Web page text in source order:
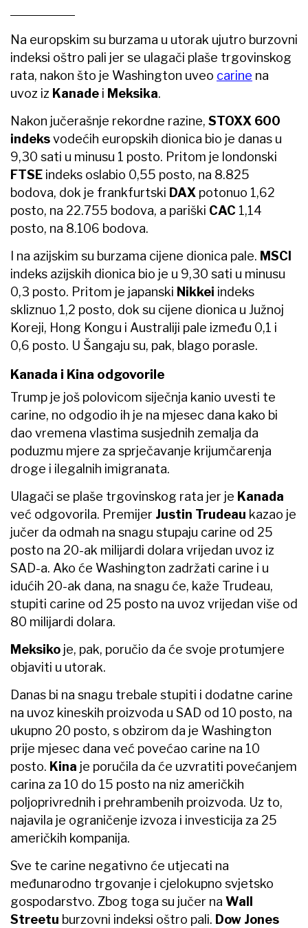
Na europskim su burzama u utorak ujutro burzovni
indeksi oštro pali jer se ulagači plaše trgovinskog
rata, nakon što je Washington uveo carine na
uvoz iz Kanade i Meksika.
Nakon jučerašnje rekordne razine, STOXX 600
indeksvodećih europskih dionica bio je danas u
9,30 sati u minusu 1 posto. Pritom je londonski
FTSE indeks oslabio 0,55 posto, na 8.825
bodova, dok je frankfurtski DAX potonuo 1,62
posto, na 22.755 bodova, a pariški CAC 1,14
posto, na 8.106 bodova.
I na azijskim su burzama cijene dionica pale. MSCI
indeks azijskih dionica bio je u 9,30 sati u minusu
0,3 posto. Pritom je japanski Nikkei indeks
skliznuo 1,2 posto, dok su cijene dionica u Južnoj
Koreji, Hong Kongu i Australiji pale između 0,1 i
0,6 posto. U Šangaju su, pak, blago porasle.
Kanada i Kina odgovorile
Trump je još polovicom siječnja kanio uvesti te
carine, no odgodio ih je na mjesec dana kako bi
dao vremena vlastima susjednih zemalja da
poduzmu mjere za sprječavanje krijumčarenja
droge i ilegalnih imigranata.
Ulagači se plaše trgovinskog rata jer je Kanada
već odgovorila. Premijer Justin Trudeau kazao je
jučer da odmah na snagu stupaju carine od 25
posto na 20-ak milijardi dolara vrijedan uvoz iz
SAD-a. Ako će Washington zadržati carine i u
idućih 20-ak dana, na snagu će, kaže Trudeau,
stupiti carine od 25 posto na uvoz vrijedan više od
80 milijardi dolara.
Meksiko je, pak, poručio da će svoje protumjere
objaviti u utorak.
Danas bi na snagu trebale stupiti i dodatne carine
na uvoz kineskih proizvoda u SAD od 10 posto, na
ukupno 20 posto, s obzirom da je Washington
prije mjesec dana već povećao carine na 10
posto. Kina je poručila da će uzvratiti povećanjem
carina za 10 do 15 posto na niz američkih
poljoprivrednih i prehrambenih proizvoda. Uz to,
najavila je ograničenje izvoza i investicija za 25
američkih kompanija.
Sve te carine negativno će utjecati na
međunarodno trgovanje i cjelokupno svjetsko
gospodarstvo. Zbog toga su jučer na Wall
Streetu burzovni indeksi oštro pali. Dow Jones